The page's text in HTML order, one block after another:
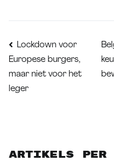
Lockdown voor
Europese burgers,
maar niet voor het
leger
Artikels per